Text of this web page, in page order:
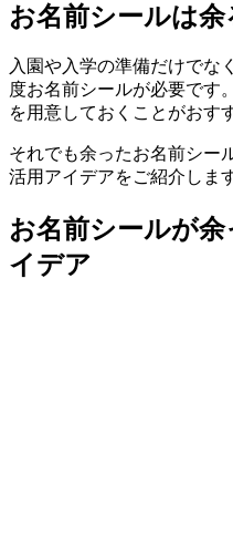
お名前シールは余
入園や入学の準備だけでな
度お名前シールが必要です
を用意しておくことがおす
それでも余ったお名前シー
活用アイデアをご紹介します
お名前シールが
イデア